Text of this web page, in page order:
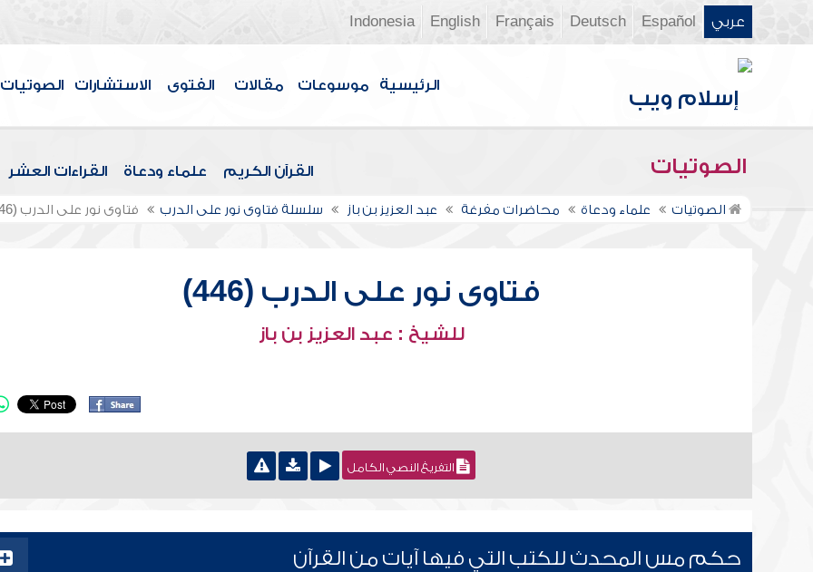
عربي Español
Deutsch
Français
English
Indonesia
الرئيسية موسوعات مقالات الفتوى الاستشارات الصوتيات
الصوتيات القرآن الكريم علماء ودعاة القراءات العشر
الصوتيات علماء ودعاة محاضرات مفرغة عبد العزيز بن باز سلسلة فتاوى نور على الدرب فتاوى نور على الدرب (446)
فتاوى نور على الدرب (446)
للشيخ : عبد العزيز بن باز
التفريغ النصي الكامل
حكم مس المحدث للكتب التي فيها آيات من القرآن